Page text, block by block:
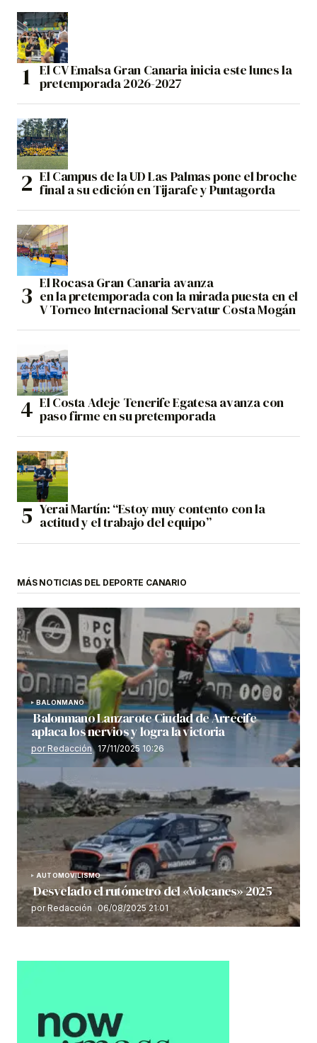
El CV Emalsa Gran Canaria inicia este lunes la
pretemporada 2026-2027
El Campus de la UD Las Palmas pone el broche
final a su edición en Tijarafe y Puntagorda
El Rocasa Gran Canaria avanza
en la pretemporada con la mirada puesta en el
V Torneo Internacional Servatur Costa Mogán
El Costa Adeje Tenerife Egatesa avanza con
paso firme en su pretemporada
Yerai Martín: “Estoy muy contento con la
actitud y el trabajo del equipo”
MÁS NOTICIAS DEL DEPORTE CANARIO
BALONMANO
Balonmano Lanzarote Ciudad de Arrecife
aplaca los nervios y logra la victoria
por Redacción 17/11/2025 10:26
AUTOMOVILISMO
Desvelado el rutómetro del «Volcanes» 2025
por Redacción 06/08/2025 21:01